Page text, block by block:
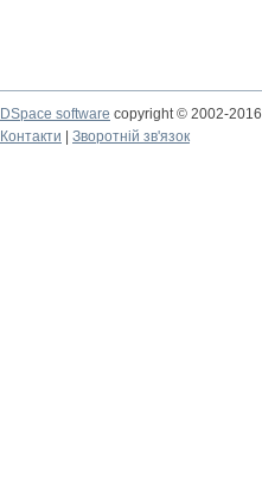
DSpace software copyright © 2002-2016
Контакти
Зворотній зв'язок